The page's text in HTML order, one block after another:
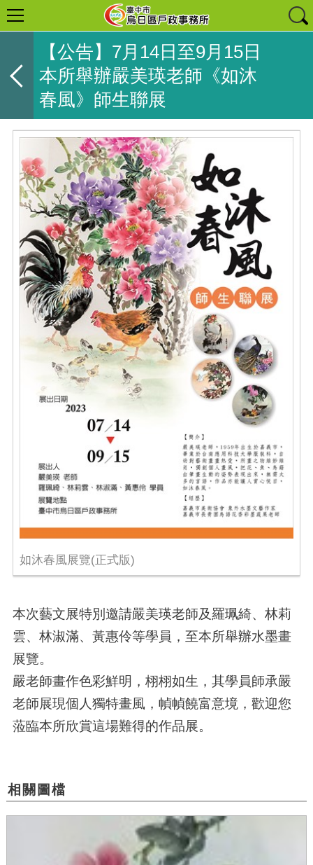
【公告】7月14日至9月15日
本所舉辦嚴美瑛老師《如沐
春風》師生聯展
如沐春風展覽(正式版)
本次藝文展特別邀請嚴美瑛老師及羅珮綺、林莉
雲、林淑滿、黃惠伶等學員，至本所舉辦水墨畫
展覽。
嚴老師畫作色彩鮮明，栩栩如生，其學員師承嚴
老師展現個人獨特畫風，幀幀饒富意境，歡迎您
蒞臨本所欣賞這場難得的作品展。
相關圖檔